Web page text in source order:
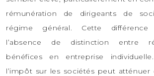
rémunération de dirigeants de
régime général. Cette différence
l’absence de distinction entre
bénéfices en entreprise
l’impôt sur les sociétés peut atténuer